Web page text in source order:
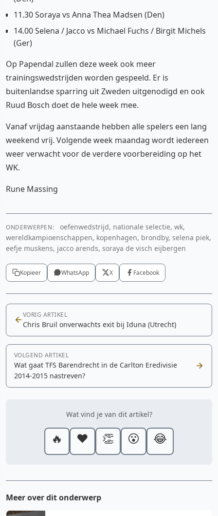
11.30 Soraya vs Anna Thea Madsen (Den)
14.00 Selena / Jacco vs Michael Fuchs / Birgit Michels
(Ger)
Op Papendal zullen deze week ook meer
trainingswedstrijden worden gespeeld. Er is
buitenlandse sparring uit Zweden uitgenodigd en ook
Ruud Bosch doet de hele week mee.
Vanaf vrijdag aanstaande hebben alle spelers een lang
weekend vrij. Volgende week maandag wordt iedereen
weer verwacht voor de verdere voorbereiding op het
WK.
Rune Massing
ONDERWERPEN:
oefenwedstrijd, nationale selectie, wk,
wereldkampioenschappen, kopenhagen, brondby, selena piek,
eefje muskens, jacco arends, soraya de visch eijbergen
Kopieer WhatsApp X Facebook
VORIG ARTIKEL
Chris Bruil onverwachts exit bij Iduna (Utrecht)
VOLGEND ARTIKEL
Wat gaat TFS Barendrecht in de Carlton Eredivisie
2014-2015 nastreven?
Wat vind je van dit artikel?
🔥 ❤️ 👏 😮 😂
Meer over dit onderwerp